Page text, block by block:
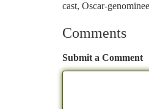
cast, Oscar-
Comments
Submit a Comment